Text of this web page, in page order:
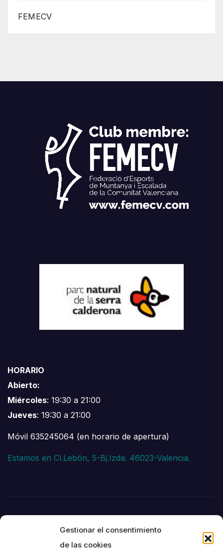
Gestionar el consentimiento
de las cookies
FEMECV
HORARIO
Abierto:
Miércoles: 19:30 a 21:00
Jueves: 19:30 a 21:00
Móvil 635245064 (en horario de apertura)
Estamos en Cl.Lebón, 5-Bj.Izda. 46023-Valencia.